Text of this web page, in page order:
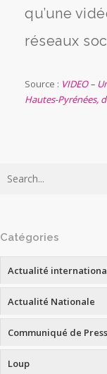
qu’une
réseaux
Source : VIDEO –
Hautes-Pyrénées,
Catégories
Actualité
Actualité Nationale
Communiqué de
Loup